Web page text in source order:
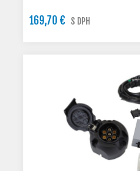
169,70 € S DPH